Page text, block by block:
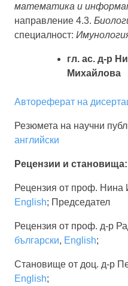
математика и
направление 4.3.
специалност:
гл. ас. д-р
Михайлова
Автореферат на
Резюмета на научни
английски
Рецензии и становища:
Рецензия от проф. Нина
English; Председател
Рецензия от проф. д-р
български, English;
Становище от доц. д-р
English;